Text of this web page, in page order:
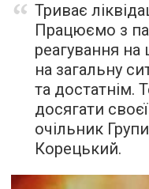
Триває
Працюємо з
реагування на
на загальну
та достатнім.
досягати
очільник
Корецький.